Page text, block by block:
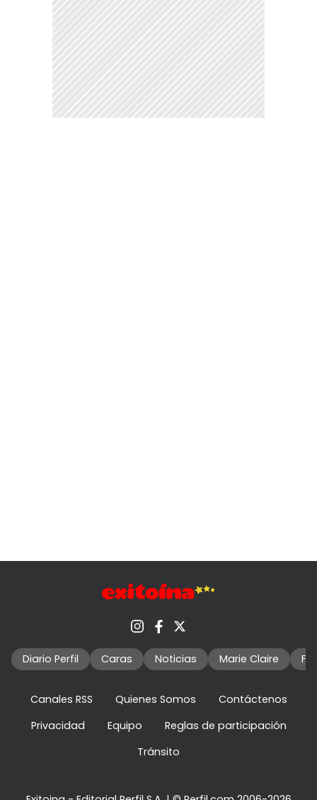
Diario Perfil Caras Noticias Marie Claire
Canales RSS Quienes Somos
Contáctenos
Privacidad
Equipo
Reglas de participación
Tránsito